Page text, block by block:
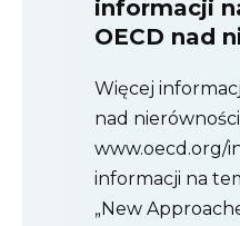
informacji
OECD nad
Więcej
nad
www.oecd.org/
informacji na
„New